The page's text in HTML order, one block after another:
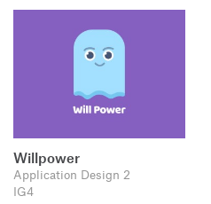
Willpower
Application Design 2
IG4